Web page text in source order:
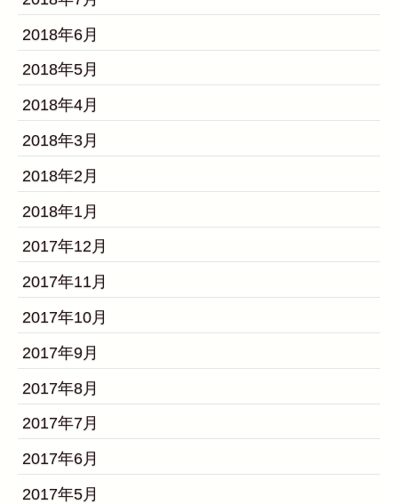
2018年6月
2018年5月
2018年4月
2018年3月
2018年2月
2018年1月
2017年12月
2017年11月
2017年10月
2017年9月
2017年8月
2017年7月
2017年6月
2017年5月